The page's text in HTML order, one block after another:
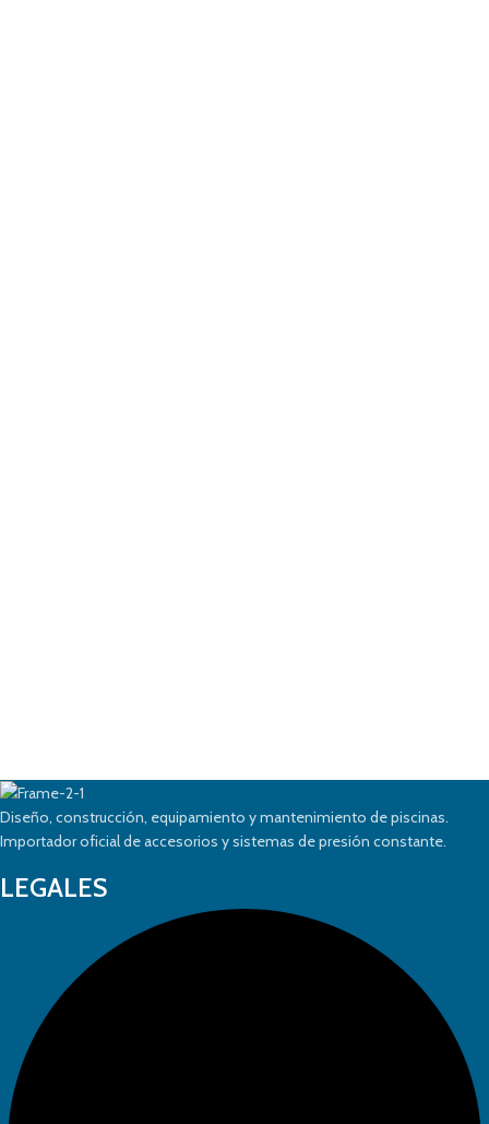
Diseño, construcción, equipamiento y mantenimiento de piscinas.
Importador oficial de accesorios y sistemas de presión constante.
LEGALES